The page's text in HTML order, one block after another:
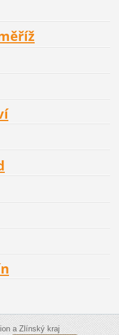
a Zlínský kraj